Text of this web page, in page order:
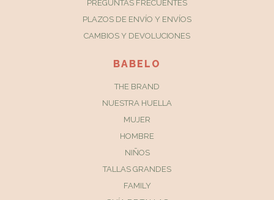
PREGUNTAS FRECUENTES
PLAZOS DE ENVÍO Y ENVÍOS
CAMBIOS Y DEVOLUCIONES
BABELO
THE BRAND
NUESTRA HUELLA
MUJER
HOMBRE
NIÑOS
TALLAS GRANDES
FAMILY